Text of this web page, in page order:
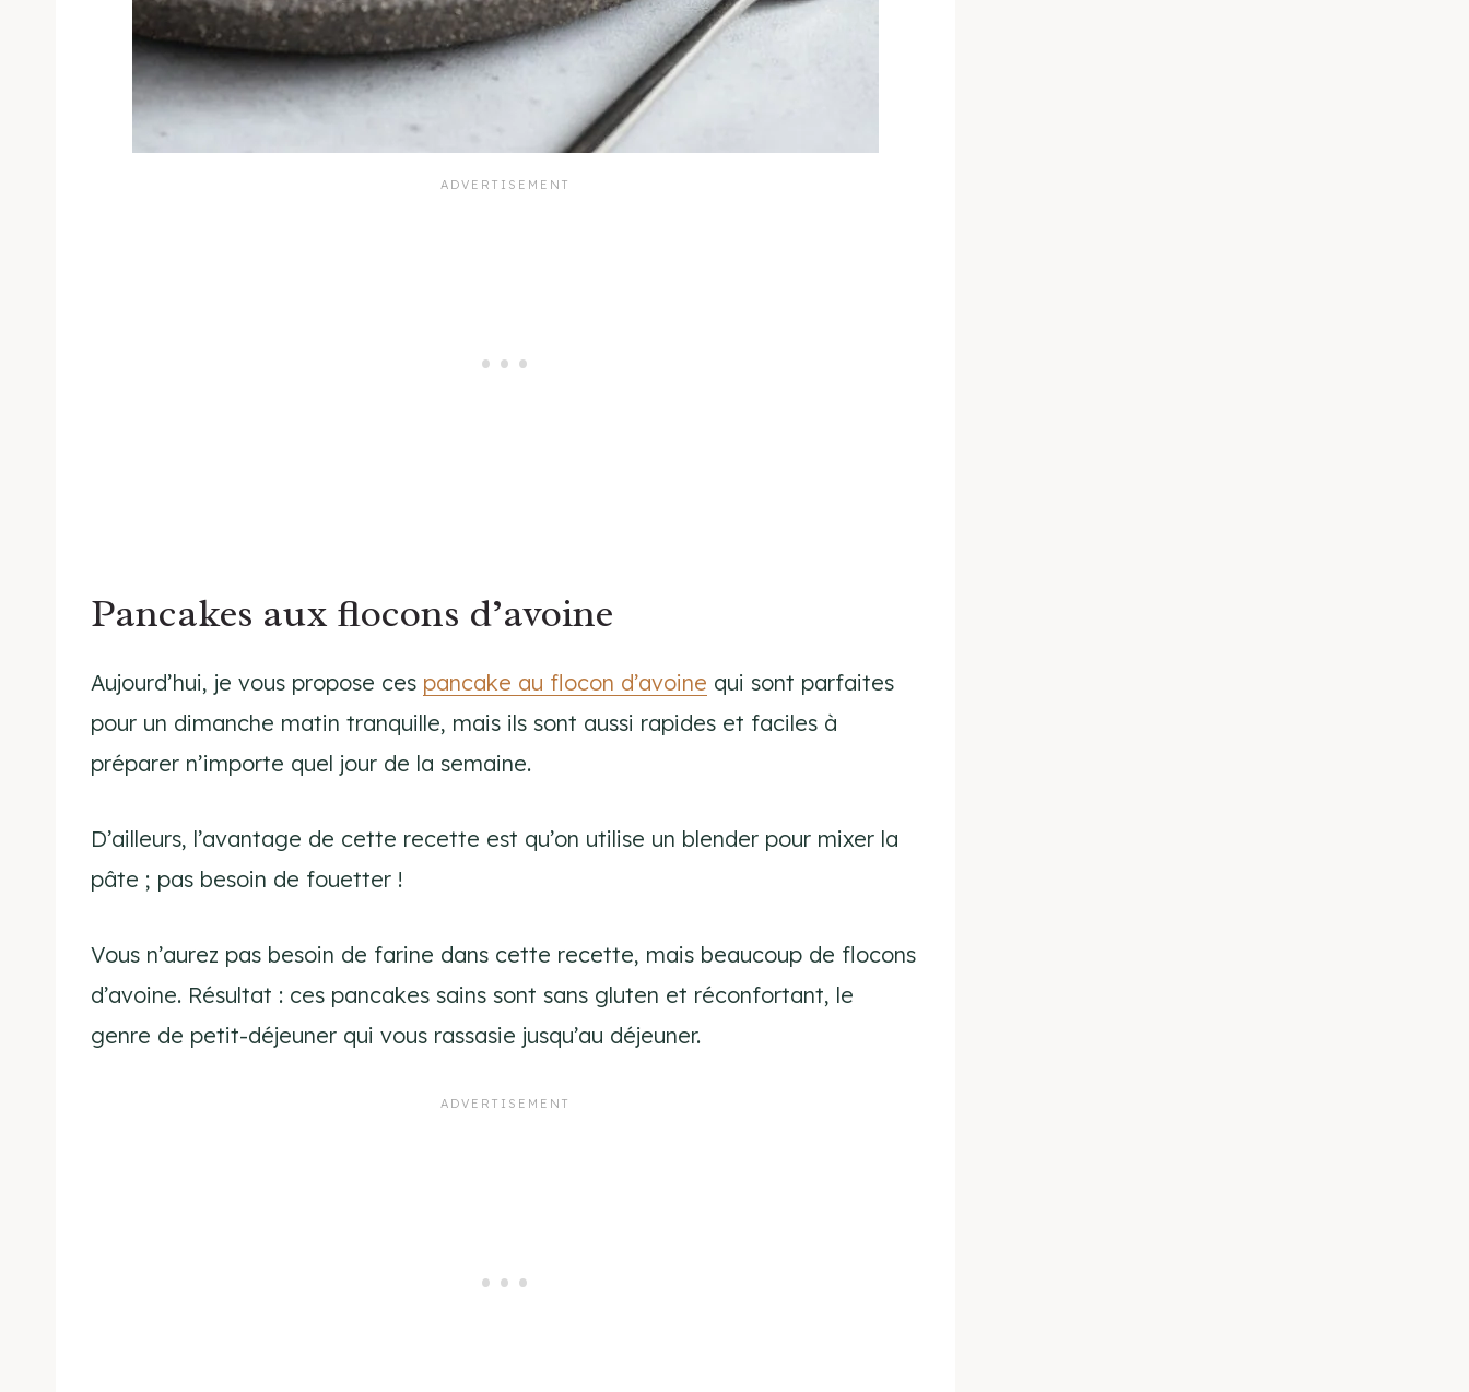
Pancakes aux flocons d’avoine
Aujourd’hui, je vous propose ces pancake au flocon d’avoine qui sont parfaites
pour un dimanche matin tranquille, mais ils sont aussi rapides et faciles à
préparer n’importe quel jour de la semaine.
D’ailleurs, l’avantage de cette recette est qu’on utilise un blender pour mixer la
pâte ; pas besoin de fouetter !
Vous n’aurez pas besoin de farine dans cette recette, mais beaucoup de flocons
d’avoine. Résultat : ces pancakes sains sont sans gluten et réconfortant, le
genre de petit-déjeuner qui vous rassasie jusqu’au déjeuner.